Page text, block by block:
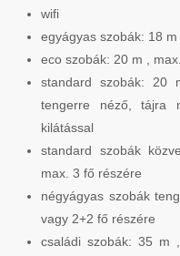
wifi
egyágyas szobák: 18
eco szobák: 20 m ,
standard szobák:
tengerre néző, tájra
kilátással
standard szobák
max. 3 fő részére
négyágyas szobák
vagy 2+2 fő részére
családi szobák: 35 m